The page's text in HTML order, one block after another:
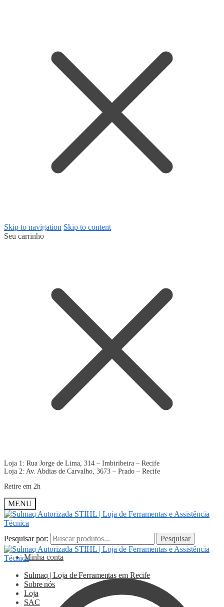
Skip to navigation Skip to content
Seu carrinho
Loja 1: Rua Jorge de Lima, 314 – Imbiribeira – Recife
Loja 2: Av. Abdias de Carvalho, 3673 – Prado – Recife
Retire em 2h
MENU
Pesquisar por: Pesquisar
Minha conta
Pesquisar por: Pesquisar
Sulmaq | Loja de Ferramentas em Recife
Sobre nós
Loja
SAC